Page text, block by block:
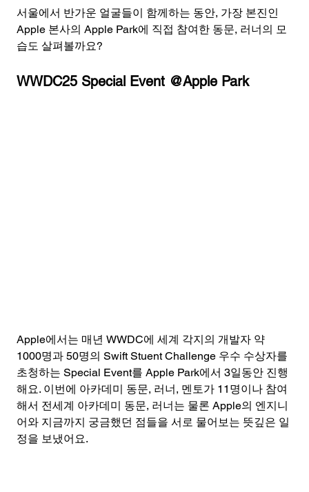
서울에서 반가운 얼굴들이 함께하는 동안, 가장 본진인
Apple 본사의 Apple Park에 직접 참여한 동문, 러너의 모
습도 살펴볼까요?
WWDC25 Special Event @Apple Park
Apple에서는 매년 WWDC에 세계 각지의 개발자 약
1000명과 50명의 Swift Stuent Challenge 우수 수상자를
초청하는 Special Event를 Apple Park에서 3일동안 진행
해요. 이번에 아카데미 동문, 러너, 멘토가 11명이나 참여
해서 전세계 아카데미 동문, 러너는 물론 Apple의 엔지니
어와 지금까지 궁금했던 점들을 서로 물어보는 뜻깊은 일
정을 보냈어요.